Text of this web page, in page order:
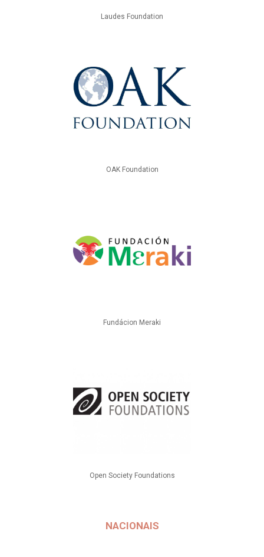
Laudes Foundation
OAK Foundation
Fundácion Meraki
Open Society Foundations
NACIONAIS